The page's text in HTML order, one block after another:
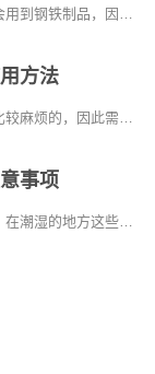
随着社会的发展，我们的许多行业都会用到钢铁制品，因此除锈剂也广泛应用这些行业，它比较适用于机械设备、五金工...
方法
相信大家都知道，钢铁在生锈之后是比较麻烦的，因此需要有除锈的产品，金属除锈剂是可以在裸露的金属表面形成持久...
事项
日常生活中，我们随处可见钢铁制品，在潮湿的地方这些材料容易生锈，除锈剂的出现能除去它表面的锈，而环保除锈剂...